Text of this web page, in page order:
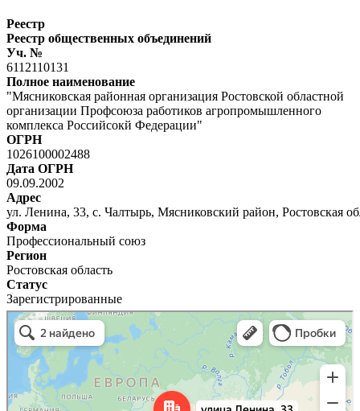
Реестр
Реестр общественных объединений
Уч. №
6112110131
Полное наименование
"Мясниковская районная организация Ростовской областной
организации Профсоюза работиков агропромышленного
комплекса Российсокй Федерации"
ОГРН
1026100002488
Дата ОГРН
09.09.2002
Адрес
ул. Ленина, 33, с. Чалтырь, Мясниковский район, Ростовская
Форма
Профессиональный союз
Регион
Ростовская область
Статус
Зарегистрированные